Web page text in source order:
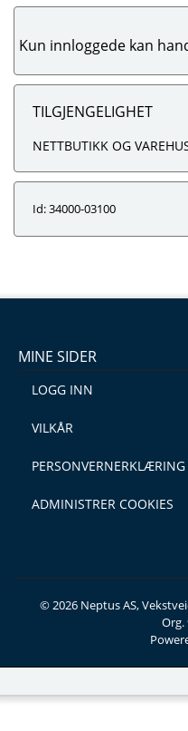
Kun innloggede kan
TILGJENGELIGHET
NETTBUTIKK OG
Id: 34000-03100
MINE SIDER
LOGG INN
VILKÅR
PERSONVERNERKLÆRING
ADMINISTRER COOKIES
© 2026 Neptus AS,
Org.